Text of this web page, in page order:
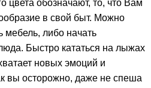
цвета обозначают, то, что Вам
в свой быт. Можно
мебель, либо начать
Быстро кататься на лыжах
новых эмоций и
вы осторожно, даже не спеша